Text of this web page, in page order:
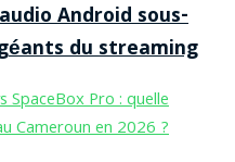
Android sous-
du streaming